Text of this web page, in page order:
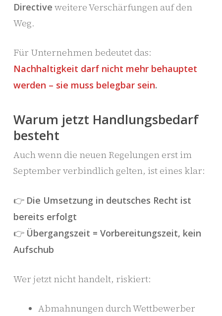
Directive weitere Verschärfungen auf den
Weg.
Für Unternehmen bedeutet das:
Nachhaltigkeit darf nicht mehr behauptet
werden – sie muss belegbar sein.
Warum jetzt Handlungsbedarf
besteht
Auch wenn die neuen Regelungen erst im
September verbindlich gelten, ist eines klar:
👉 Die Umsetzung in deutsches Recht ist
bereits erfolgt
👉 Übergangszeit = Vorbereitungszeit, kein
Aufschub
Wer jetzt nicht handelt, riskiert:
Abmahnungen durch Wettbewerber